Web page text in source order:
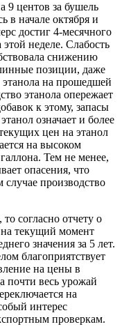
9 центов за бушель
в начале октября и
достиг 4-месячного
неделе. Слабость
снижению
позиции, даже
этанола на прошедшей
этанола опережает
к этому, запасы
означает и более
цен на этанол
на высоком
Тем не менее,
опасения, что
производство
согласно отчету о
текущий момент
значения за 5 лет.
благоприятствует
на цены в
почти весь урожай
на
интерес
проверкам.